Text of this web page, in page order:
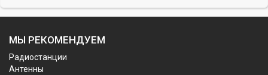
МЫ РЕКОМЕНДУЕМ
Радиостанции
Антенны